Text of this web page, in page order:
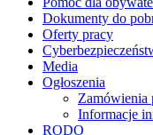
Dokumenty do
Oferty pracy
Media
Ogłoszenia
Zamówienia
Informacje
RODO